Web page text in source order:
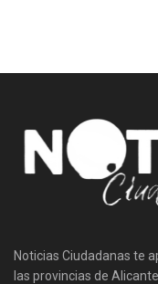
Noticias Ciudadanas te
las provincias de